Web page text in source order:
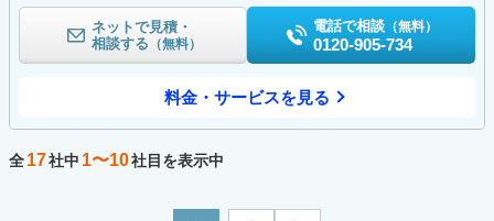
ネットで見積・
相談する （無料）
電話で相談 （無料）
0120-905-734
料金・サービスを見る
全17社中 1〜10社目を表示中